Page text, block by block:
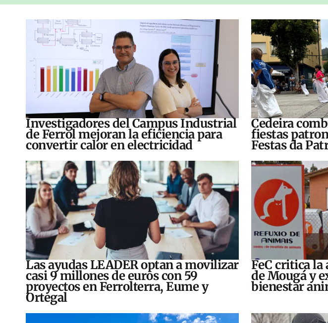
Investigadores del Campus Industrial
de Ferrol mejoran la eficiencia para
convertir calor en electricidad
Cedeira
fiestas
Festas da
Las ayudas LEADER optan a movilizar
casi 9 millones de euros con 59
proyectos en Ferrolterra, Eume y
Ortegal
FeC critica
de Mougá y
bienestar